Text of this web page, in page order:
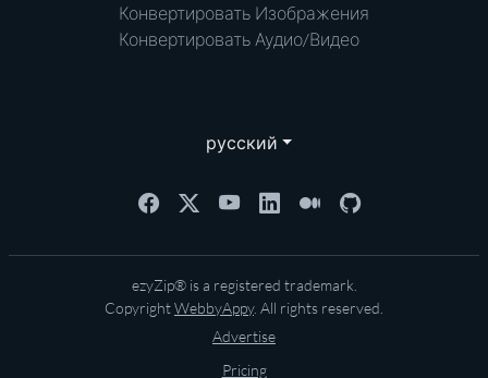
Конвертировать Изображения
Конвертировать Аудио/Видео
русский
ezyZip® is a registered trademark.
CopyrightWebbyAppy. All rights reserved.
Advertise
Pricing